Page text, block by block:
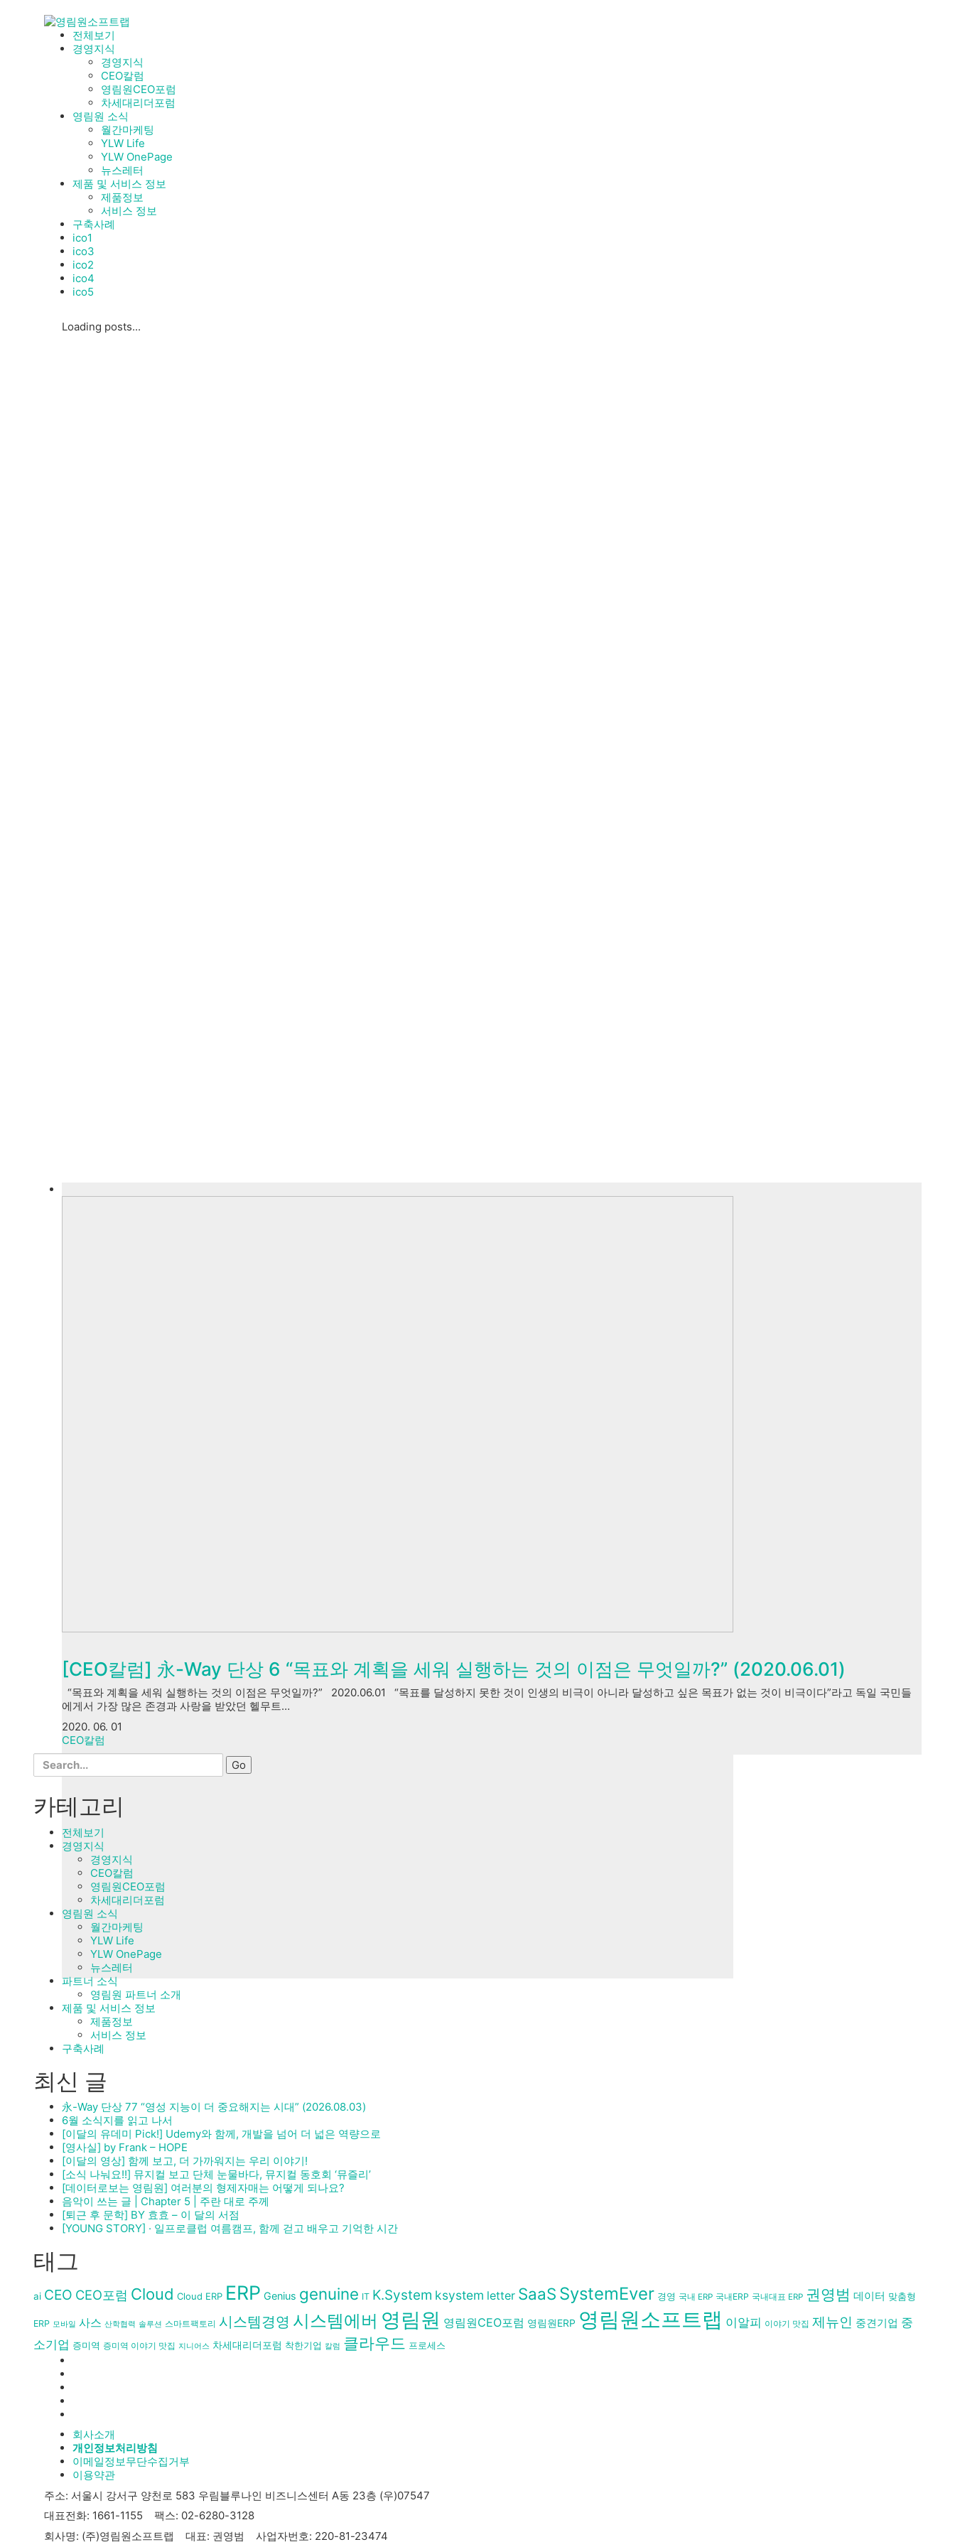
전체보기
경영지식
경영지식
CEO칼럼
영림원CEO포럼
차세대리더포럼
영림원 소식
월간마케팅
YLW Life
YLW OnePage
뉴스레터
제품 및 서비스 정보
제품정보
서비스 정보
구축사례
ico1
ico3
ico2
ico4
ico5
Loading posts...
[CEO칼럼] 永-Way 단상 6 “목표와 계획을 세워 실행하는 것의 이점은 무엇일까?” (2020.06.01)
“목표와 계획을 세워 실행하는 것의 이점은 무엇일까?” 2020.06.01 “목표를 달성하지 못한 것이 인생의 비극이 아니라 달성하고 싶은 목표가 없는 것이 비극이다”라고 독일 국민들
에게서 가장 많은 존경과 사랑을 받았던 헬무트…
2020. 06. 01
CEO칼럼
Search
for:
카테고리
전체보기
경영지식
경영지식
CEO칼럼
영림원CEO포럼
차세대리더포럼
영림원 소식
월간마케팅
YLW Life
YLW OnePage
뉴스레터
파트너 소식
영림원 파트너 소개
제품 및 서비스 정보
제품정보
서비스 정보
구축사례
최신 글
永-Way 단상 77 “영성 지능이 더 중요해지는 시대” (2026.08.03)
6월 소식지를 읽고 나서
[이달의 유데미 Pick!] Udemy와 함께, 개발을 넘어 더 넓은 역량으로
[영사실] by Frank – HOPE
[이달의 영상] 함께 보고, 더 가까워지는 우리 이야기!
[소식 나눠요!!] 뮤지컬 보고 단체 눈물바다, 뮤지컬 동호회 ‘뮤즐리’
[데이터로보는 영림원] 여러분의 형제자매는 어떻게 되나요?
음악이 쓰는 글 | Chapter 5 | 주란 대로 주께
[퇴근 후 문학] BY 효효 – 이 달의 서점
[YOUNG STORY] · 일프로클럽 여름캠프, 함께 걷고 배우고 기억한 시간
태그
ai CEO CEO포럼 Cloud Cloud ERP ERP Genius genuine IT K.System ksystem letter SaaS SystemEver 경영 국내 ERP 국내ERP 국내대표 ERP 권영범 데이터 맞춤형
ERP 모바일 사스 산학협력 솔루션 스마트팩토리 시스템경영 시스템에버 영림원 영림원CEO포럼 영림원ERP 영림원소프트랩 이알피 이야기 맛집 제뉴인 중견기업 중
소기업 증미역 증미역 이야기 맛집 지니어스 차세대리더포럼 착한기업 칼럼 클라우드 프로세스
회사소개
개인정보처리방침
이메일정보무단수집거부
이용약관
주소: 서울시 강서구 양천로 583 우림블루나인 비즈니스센터 A동 23층 (우)07547
대표전화: 1661-1155 팩스: 02-6280-3128
회사명: (주)영림원소프트랩 대표: 권영범 사업자번호: 220-81-23474